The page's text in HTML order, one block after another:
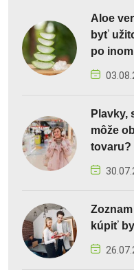
Aloe
byť
po
Plavky,
môže
tovaru?
kúpiť